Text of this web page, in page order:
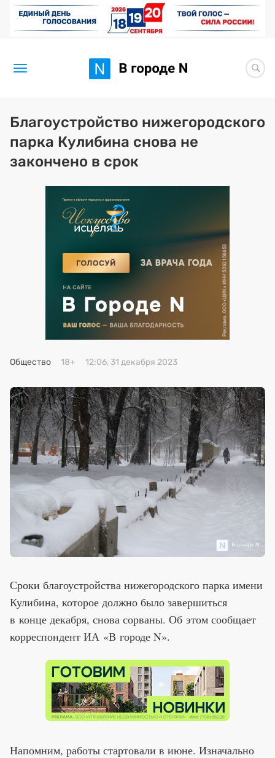
Новости
Статьи
Здоровье
BORЩ
Искусство исцелять
Премия 2025
Эксперты
Благоустройство нижегородского
парка Кулибина снова не
закончено в срок
Общество 18+ 12:06, 31 декабря 2023
Сроки благоустройства нижегородского парка имени
Кулибина, которое должно было завершиться
в конце декабря, снова сорваны. Об этом сообщает
корреспондент ИА «В городе N».
Напомним, работы стартовали в июне. Изначально